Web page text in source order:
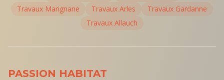
Travaux Marignane Travaux Arles Travaux Gardanne
Travaux Allauch
PASSION HABITAT